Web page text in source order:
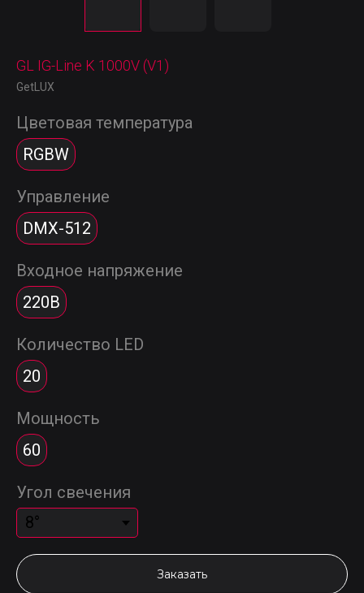
GL IG-Line K 1000V (V1)
GetLUX
Цветовая температура
RGBW
Управление
DMX-512
Входное напряжение
220В
Количество LED
20
Мощность
60
Угол свечения
Заказать